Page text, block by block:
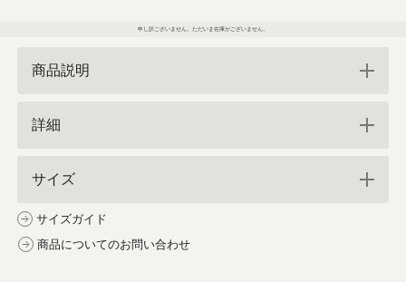
申し訳ございません。ただいま在庫がございません。
商品説明
詳細
サイズ
サイズガイド
商品についてのお問い合わせ